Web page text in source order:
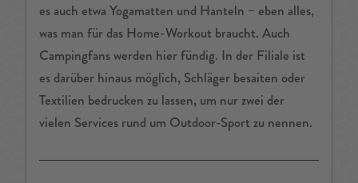
es auch etwa Yogamatten und Hanteln – eben alles,
was man für das Home-Workout braucht. Auch
Campingfans werden hier fündig. In der Filiale ist
es darüber hinaus möglich, Schläger besaiten oder
Textilien bedrucken zu lassen, um nur zwei der
vielen Services rund um Outdoor-Sport zu nennen.